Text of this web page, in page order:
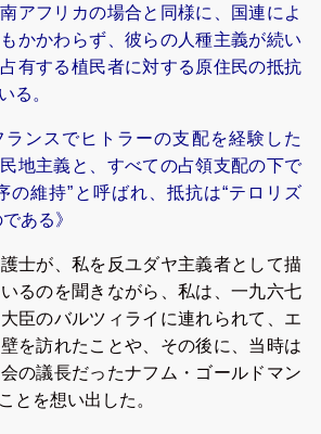
アフリカの場合と同様に、国連によ
かかわらず、彼らの人種主義が続い
有する植民者に対する原住民の抵抗
る。
ンスでヒトラーの支配を経験した
地主義と、すべての占領支配の下で
の維持”と呼ばれ、抵抗は“テロリズ
ある》
士が、私を反ユダヤ主義者として描
るのを聞きながら、私は、一九六七
臣のバルツィライに連れられて、エ
を訪れたことや、その後に、当時は
の議長だったナフム・ゴールドマン
とを想い出した。